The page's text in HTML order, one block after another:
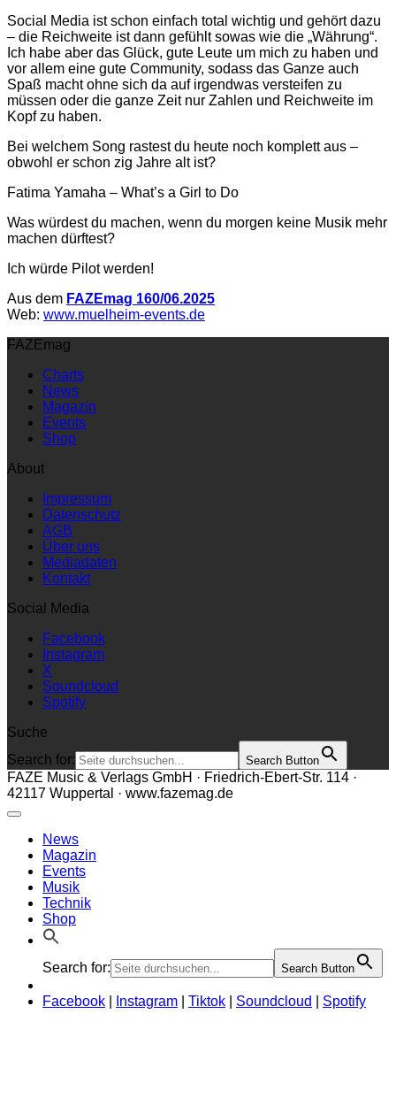
Social Media ist schon einfach total wichtig und gehört dazu
– die Reichweite ist dann gefühlt sowas wie die „Währung“.
Ich habe aber das Glück, gute Leute um mich zu haben und
vor allem eine gute Community, sodass das Ganze auch
Spaß macht ohne sich da auf irgendwas versteifen zu
müssen oder die ganze Zeit nur Zahlen und Reichweite im
Kopf zu haben.
Bei welchem Song rastest du heute noch komplett aus –
obwohl er schon zig Jahre alt ist?
Fatima Yamaha – What’s a Girl to Do
Was würdest du machen, wenn du morgen keine Musik mehr
machen dürftest?
Ich würde Pilot werden!
Aus dem FAZEmag 160/06.2025
Web: www.muelheim-events.de
FAZEmag
Charts
News
Magazin
Events
Shop
About
Impressum
Datenschutz
AGB
Über uns
Mediadaten
Kontakt
Social Media
Facebook
Instagram
X
Soundcloud
Spotify
Suche
Search for:
Search Button
FAZE Music & Verlags GmbH · Friedrich-Ebert-Str. 114 ·
42117 Wuppertal · www.fazemag.de
News
Magazin
Events
Musik
Technik
Shop
Search for: Search Button
Facebook Instagram Tiktok Soundcloud Spotify